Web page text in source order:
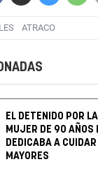
ATRACO
EL DETENIDO POR
MUJER DE 90 AÑOS
DEDICABA A
MAYORES